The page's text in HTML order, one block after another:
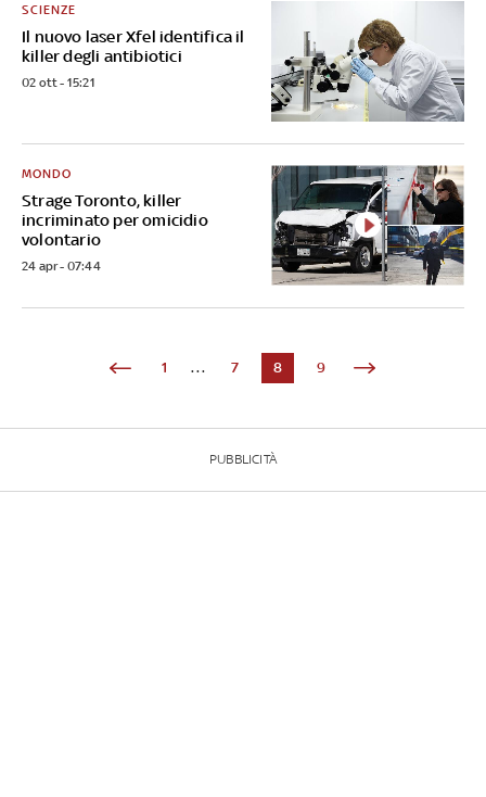
Il nuovo laser Xfel identifica il
killer degli antibiotici
SCIENZE
02 ott - 15:21
Strage Toronto, killer
incriminato per omicidio
volontario
MONDO
24 apr - 07:44
1 ... 7 8 9
PUBBLICITÀ